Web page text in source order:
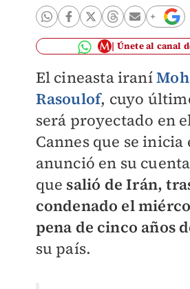
Únete al canal
El cineasta iraní
Rasoulof, cuyo
será proyectado en
Cannes que se inicia
anunció en su
que salió de Irán,
condenado el
pena de cinco años
su país.